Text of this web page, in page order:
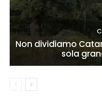
Non dividiamo
sola